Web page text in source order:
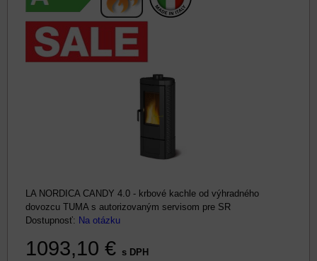
LA NORDICA CANDY 4.0 - krbové kachle od výhradného
dovozcu TUMA s autorizovaným servisom pre SR
Dostupnosť: Na otázku
1093,10 € s DPH